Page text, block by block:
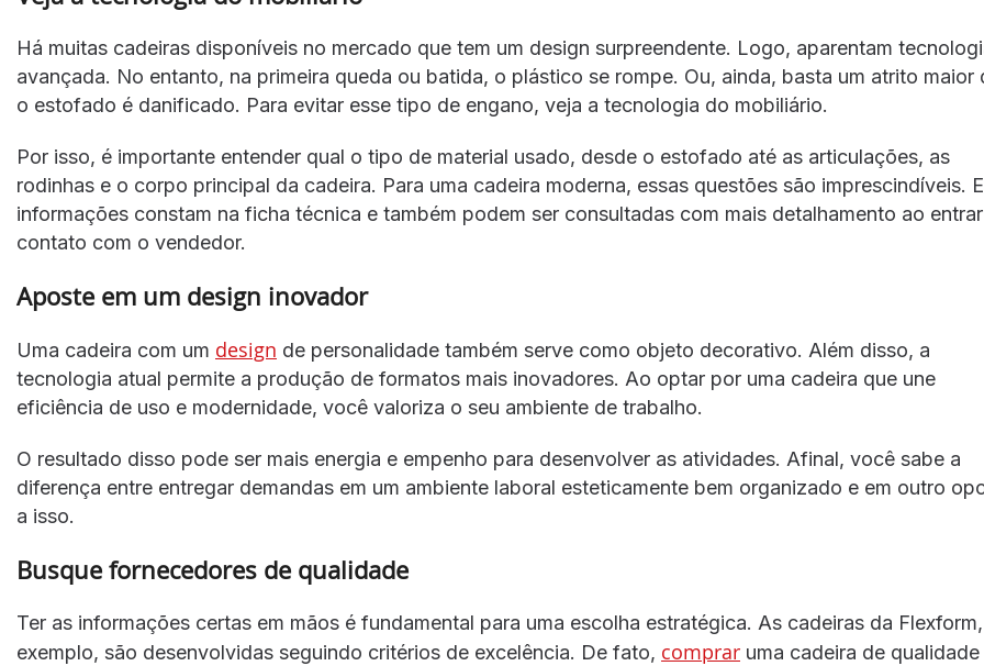
Há muitas cadeiras disponíveis no mercado que tem um design surpreendente. Logo, aparentam
avançada. No entanto, na primeira queda ou batida, o plástico se rompe. Ou, ainda, basta um atrito maior
o estofado é danificado. Para evitar esse tipo de engano, veja a tecnologia do mobiliário.
Por isso, é importante entender qual o tipo de material usado, desde o estofado até as articulações, as
rodinhas e o corpo principal da cadeira. Para uma cadeira moderna, essas questões são imprescindíveis.
informações constam na ficha técnica e também podem ser consultadas com mais detalhamento ao
contato com o vendedor.
Aposte em um design inovador
Uma cadeira com um design de personalidade também serve como objeto decorativo. Além disso, a
tecnologia atual permite a produção de formatos mais inovadores. Ao optar por uma cadeira que une
eficiência de uso e modernidade, você valoriza o seu ambiente de trabalho.
O resultado disso pode ser mais energia e empenho para desenvolver as atividades. Afinal, você sabe a
diferença entre entregar demandas em um ambiente laboral esteticamente bem organizado e em outro
a isso.
Busque fornecedores de qualidade
Ter as informações certas em mãos é fundamental para uma escolha estratégica. As cadeiras da
exemplo, são desenvolvidas seguindo critérios de excelência. De fato, comprar uma cadeira de qualidade